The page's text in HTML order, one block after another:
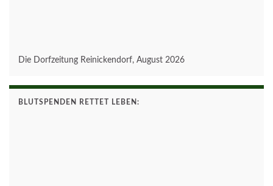
Die Dorfzeitung Reinickendorf, August 2026
BLUTSPENDEN RETTET LEBEN: